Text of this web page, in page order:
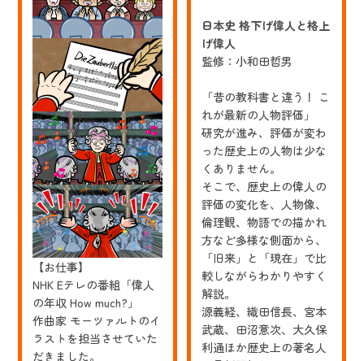
日本史 格下げ偉人と格上
げ偉人
監修：小和田哲男
「昔の教科書と違う！ こ
れが最新の人物評価」
研究が進み、評価が変わ
った歴史上の人物は少な
くありません。
そこで、歴史上の偉人の
評価の変化を、人物像、
倫理観、物語での描かれ
方など多様な側面から、
「旧来」と「現在」で比
較しながらわかりやすく
解説。
源義経、織田信長、宮本
武蔵、田沼意次、大久保
利通ほか歴史上の著名人
【お仕事】
NHK Eテレの番組「偉人
の年収 How much?」
作曲家 モーツァルトのイ
ラストを担当させていた
だきました。